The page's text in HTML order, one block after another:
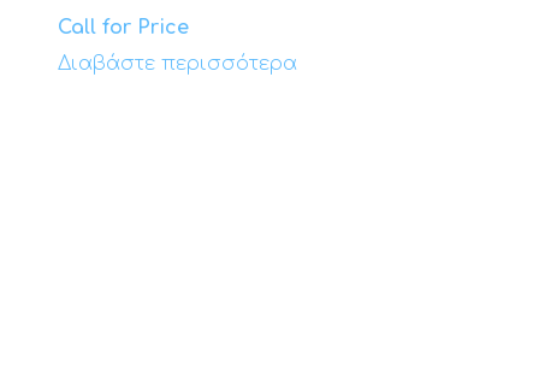
Call for Price
Διαβάστε περισσότερα